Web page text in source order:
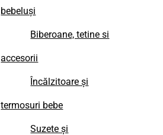
bebeluși
Biberoane, tetine si
accesorii
Încălzitoare și
termosuri bebe
Suzete și